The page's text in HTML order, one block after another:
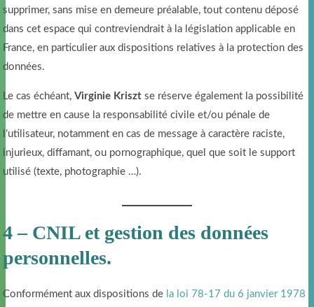
supprimer, sans mise en demeure préalable, tout contenu déposé
dans cet espace qui contreviendrait à la législation applicable en
France, en particulier aux dispositions relatives à la protection des
données.
Le cas échéant,Virginie Kriszt se réserve également la possibilité
de mettre en cause la responsabilité civile et/ou pénale de
l’utilisateur, notamment en cas de message à caractère raciste,
injurieux, diffamant, ou pornographique, quel que soit le support
utilisé (texte, photographie …).
4 – CNIL et gestion des données
personnelles.
Conformément aux dispositions de la loi 78-17 du 6 janvier 1978